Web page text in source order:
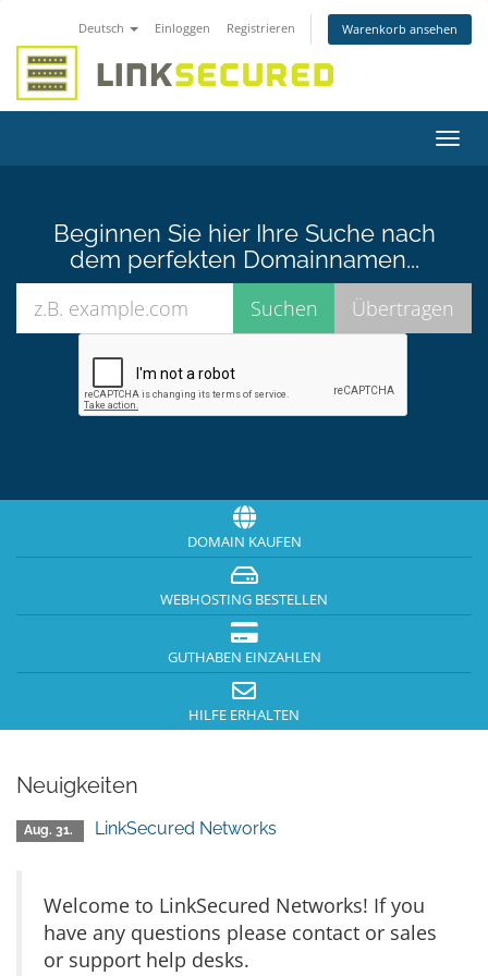
Deutsch Einloggen Registrieren Warenkorb ansehen
ein-/
Beginnen Sie hier Ihre Suche nach
dem perfekten Domainnamen...
DOMAIN KAUFEN
WEBHOSTING BESTELLEN
GUTHABEN EINZAHLEN
HILFE ERHALTEN
Neuigkeiten
Aug. 31. LinkSecured Networks
Welcome to LinkSecured Networks! If you
have any questions please contact or sales
or support help desks.